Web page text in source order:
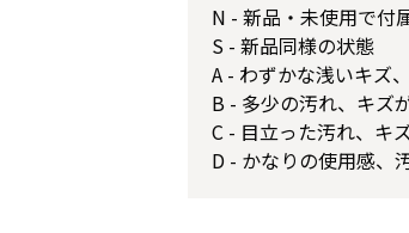
N - 新品・未使用で付
S - 新品同様の状態
A - わずかな浅いキズ
B - 多少の汚れ、キズ
C - 目立った汚れ、キ
D - かなりの使用感、